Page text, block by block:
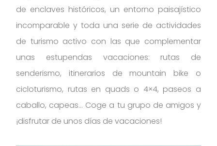
de enclaves históricos, un entorno paisajístico
incomparable y toda una serie de actividades
de turismo activo con las que complementar
unas estupendas vacaciones: rutas de
senderismo, itinerarios de mountain bike o
cicloturismo, rutas en quads o 4×4, paseos a
caballo, capeas… Coge a tu grupo de amigos y
¡disfrutar de unos días de vacaciones!